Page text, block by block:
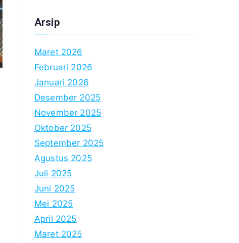
Arsip
Maret 2026
Februari 2026
Januari 2026
Desember 2025
November 2025
Oktober 2025
September 2025
Agustus 2025
Juli 2025
Juni 2025
Mei 2025
April 2025
Maret 2025